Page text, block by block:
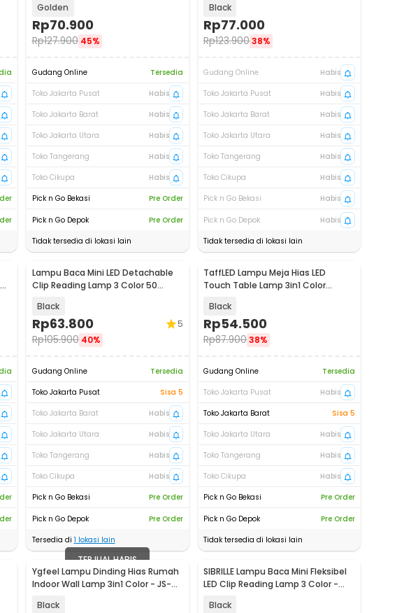
Golden
Rp70.900
Rp127.900 45%
Gudang Online
Tersedia
Toko Jakarta Pusat
Habis
Toko Jakarta Barat
Habis
Toko Jakarta Utara
Habis
Toko Tangerang
Habis
Toko Cikupa
Habis
Pick n Go Bekasi
Pre Order
Pick n Go Depok
Pre Order
Tidak tersedia di lokasi lain
Black
Rp77.000
Rp123.90038%
Gudang Online
Habis
Toko Jakarta Pusat
Habis
Toko Jakarta Barat
Habis
Toko Jakarta Utara
Habis
Toko Tangerang
Habis
Toko Cikupa
Habis
Pick n Go Bekasi
Habis
Pick n Go Depok
Habis
Tidak tersedia di lokasi lain
Lampu Baca Mini LED Detachable
Clip Reading Lamp 3 Color 50
Black
Rp63.800
Rp105.900 40%
5
Gudang Online
Tersedia
Toko Jakarta Pusat
Sisa 5
Toko Jakarta Barat
Habis
Toko Jakarta Utara
Habis
Toko Tangerang
Habis
Toko Cikupa
Habis
Pick n Go Bekasi
Pre Order
Pick n Go Depok
Pre Order
Tersedia di 1 lokasi lain
TaffLED Lampu Meja Hias LED
Touch Table Lamp 3in1 Color
Black
Rp54.500
Rp87.90038%
Gudang Online
Tersedia
Toko Jakarta Pusat
Habis
Toko Jakarta Barat
Sisa 5
Toko Jakarta Utara
Habis
Toko Tangerang
Habis
Toko Cikupa
Habis
Pick n Go Bekasi
Pre Order
Pick n Go Depok
Pre Order
Tidak tersedia di lokasi lain
TERJUAL HABIS
Ygfeel Lampu Dinding Hias Rumah
Indoor Wall Lamp 3in1 Color - JS-
Black
SIBRILLE Lampu Baca Mini Fleksibel
LED Clip Reading Lamp 3 Color -
Black